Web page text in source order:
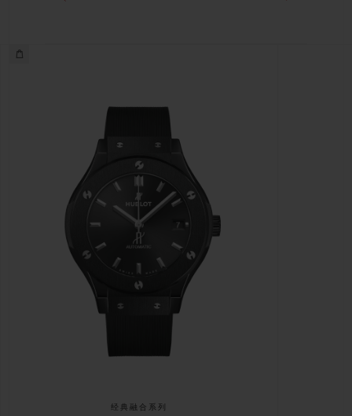
经典融合系列